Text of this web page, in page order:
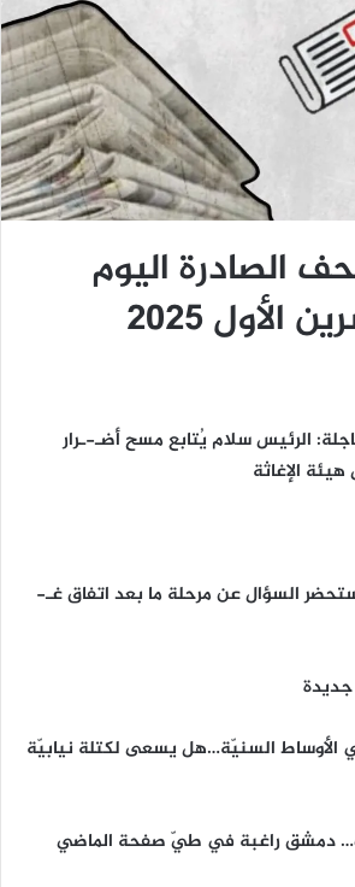
الصادرة اليوم
الرئيس سلام يُتابع مسح أضـ-ـرار
الإغاثة
السؤال عن مرحلة ما بعد اتفاق غـ-
الأوساط السنيّة…هل يسعى لكتلة نيابيّة
دمشق راغبة في طيّ صفحة الماضي